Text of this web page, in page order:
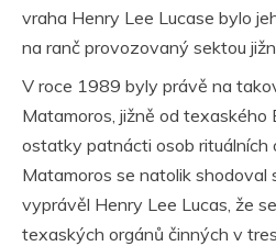
vraha Henry Lee Lucase bylo
na ranč provozovaný sektou
V roce 1989 byly právě na
Matamoros, jižně od texaského
ostatky patnácti osob rituálních
Matamoros se natolik shodoval
vyprávěl Henry Lee Lucas, že
texaských orgánů činných v